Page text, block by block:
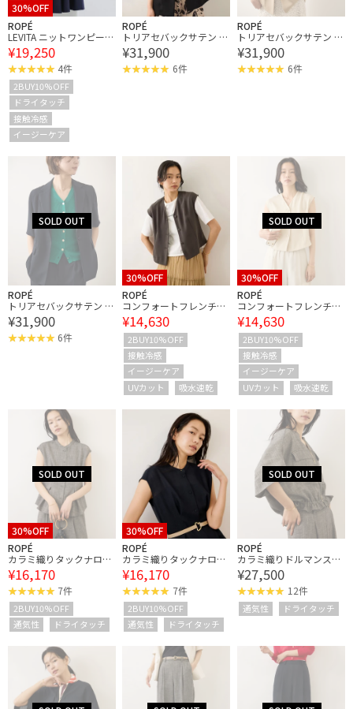
30%OFF
ROPÉ
LEVITA ニットワンピー
ス/接触冷感・イージー
ケア
¥19,250
4件
2BUY10%OFF
ドライタッチ
接触冷感
イージーケア
ROPÉ
トリアセバックサテン ハ
ーフスリーブジャケッ
ト/セットアップ対応・
イージーケア
¥31,900
6件
ROPÉ
トリアセバックサテン ハ
ーフスリーブジャケッ
ト/セットアップ対応・
イージーケア
¥31,900
6件
ROPÉ
トリアセバックサテン ハ
ーフスリーブジャケッ
ト/セットアップ対応・
イージーケア
¥31,900
6件
30%OFF
ROPÉ
コンフォートフレンチス
リーブブラウス/UVカッ
ト・防シワ・接触冷感・
吸水速乾・セットアップ
対応・イージーケア
¥14,630
2BUY10%OFF
接触冷感
イージーケア
UVカット
吸水速乾
30%OFF
ROPÉ
コンフォートフレンチス
リーブブラウス/UVカッ
ト・防シワ・接触冷感・
吸水速乾・セットアップ
対応・イージーケア
¥14,630
2BUY10%OFF
接触冷感
イージーケア
UVカット
吸水速乾
30%OFF
ROPÉ
カラミ織りタックナロー
スタンドブラウス/セッ
トアップ対応・イージー
ケア
¥16,170
7件
2BUY10%OFF
通気性
ドライタッチ
30%OFF
ROPÉ
カラミ織りタックナロー
スタンドブラウス/セッ
トアップ対応・イージー
ケア
¥16,170
7件
2BUY10%OFF
通気性
ドライタッチ
ROPÉ
カラミ織りドルマンスリ
ーブショートブルゾン/
セットアップ対応・イー
ジーケア
¥27,500
12件
通気性 ドライタッチ